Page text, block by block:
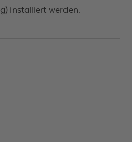
installiert werden.